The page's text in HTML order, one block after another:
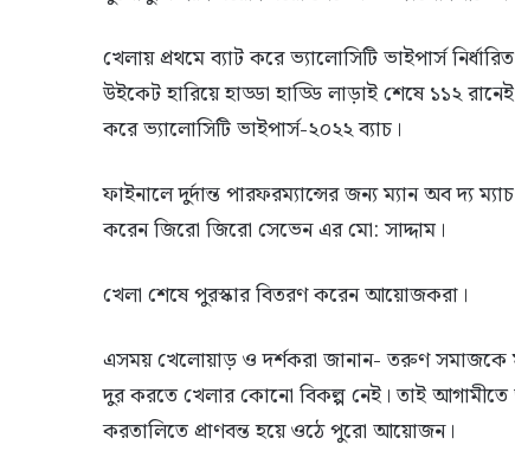
খেলায় প্রথমে ব্যাট করে ভ্যালোসিটি ভাইপার্স
উইকেট হারিয়ে হাড্ডা হাড্ডি লাড়াই শেষে ১১২
করে ভ্যালোসিটি ভাইপার্স-২০২২ ব্যাচ।
ফাইনালে দুর্দান্ত পারফরম্যান্সের জন্য ম্যান অব দ্য
করেন জিরো জিরো সেভেন এর মো: সাদ্দাম।
খেলা শেষে পুরস্কার বিতরণ করেন আয়োজকরা।
এসময় খেলোয়াড় ও দর্শকরা জানান- তরুণ সমাজকে
দুর করতে খেলার কোনো বিকল্প নেই। তাই
করতালিতে প্রাণবন্ত হয়ে ওঠে পুরো আয়োজন।